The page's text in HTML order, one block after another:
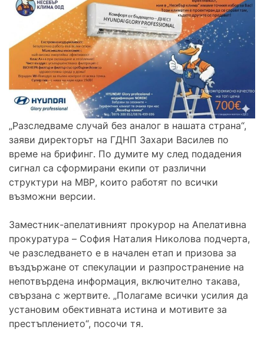
„Разследваме случай без аналог в нашата страна“,
заяви директорът на ГДНП Захари Василев по
време на брифинг. По думите му след подадения
сигнал са сформирани екипи от различни
структури на МВР, които работят по всички
възможни версии.
Заместник-апелативният прокурор на Апелативна
прокуратура – София Наталия Николова подчерта,
че разследването е в начален етап и призова за
въздържане от спекулации и разпространение на
непотвърдена информация, включително такава,
свързана с жертвите. „Полагаме всички усилия да
установим обективната истина и мотивите за
престъплението“, посочи тя.